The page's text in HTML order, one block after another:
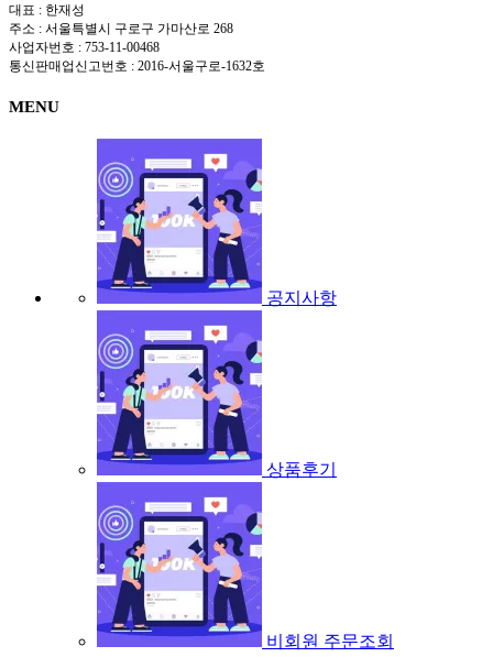
대표 : 한재성
주소 : 서울특별시 구로구 가마산로 268
사업자번호 : 753-11-00468
통신판매업신고번호 : 2016-서울구로-1632호
MENU
공지사항
상품후기
비회원 주문조회